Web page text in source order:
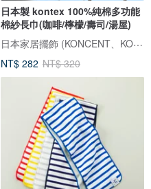
日本製 kontex 100%純棉多功能
棉紗長巾(咖啡/檸檬/壽司/湯屋)
日本家居擺飾 (KONCENT、KONTEX授權經銷)
NT$ 282 NT$ 320